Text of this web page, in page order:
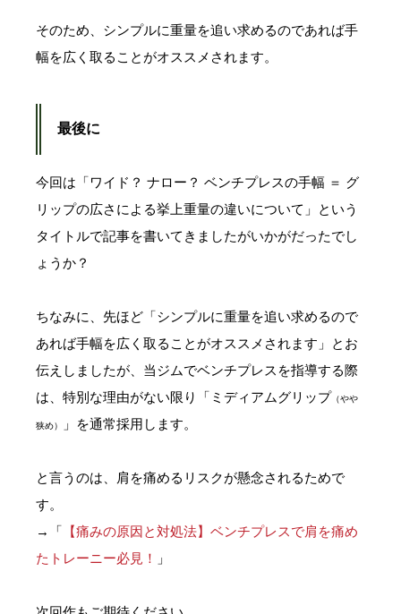
そのため、シンプルに重量を追い求めるのであれば手
幅を広く取ることがオススメされます。
最後に
今回は「ワイド？ ナロー？ ベンチプレスの手幅 ＝ グ
リップの広さによる挙上重量の違いについて」という
タイトルで記事を書いてきましたがいかがだったでし
ょうか？
ちなみに、先ほど「シンプルに重量を追い求めるので
あれば手幅を広く取ることがオススメされます」とお
伝えしましたが、当ジムでベンチプレスを指導する際
は、特別な理由がない限り「ミディアムグリップ （やや
狭め） 」を通常採用します。
と言うのは、肩を痛めるリスクが懸念されるためで
す。
→「 【痛みの原因と対処法】ベンチプレスで肩を痛め
たトレーニー必見！
」